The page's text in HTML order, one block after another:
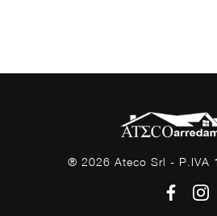
® 2026 Ateco Srl - P.IVA